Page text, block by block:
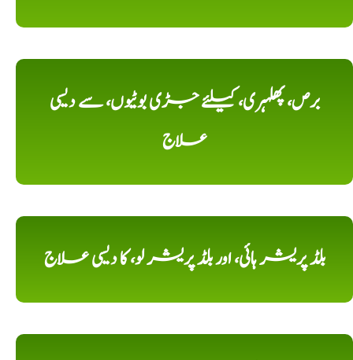
برص، پھلہری، کیلئے جڑی بوٹیوں، سے دیسی
علاج
بلڈ پریشر ہائی، اور بلڈ پریشر لو، کا دیسی علاج